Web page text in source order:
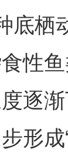
底
性鱼
逐
形